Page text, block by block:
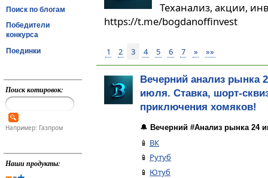
Поиск по блогам
Победители
конкурса
Поединки
Поиск котировок:
Например: Газпром
Наши продукты:
Теханализ, акции,
https://t.me/bogdanoffinvest
1 2 3 4 5 6 7 » »»
Вечерний анализ рынка
июля. Ставка, шорт-
приключения хомяков!
🔔 Вечерний #Анализ рынка 24
📱 ВК
📱 Рутуб
📱 Ютуб